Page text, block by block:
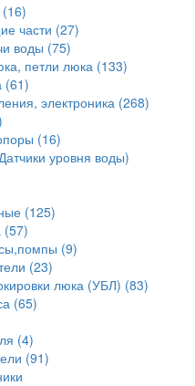
части (27)
воды (75)
петли люка (133)
(61)
электроника (268)
(16)
уровня воды)
(125)
(57)
(9)
(23)
люка (УБЛ) (83)
(65)
(4)
(91)